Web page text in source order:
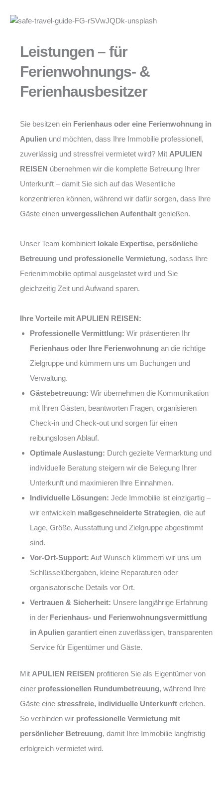
Leistungen – für
Ferienwohnungs- &
Ferienhausbesitzer
Sie besitzen ein Ferienhaus oder eine Ferienwohnung in
Apulien und möchten, dass Ihre Immobilie professionell,
zuverlässig und stressfrei vermietet wird? Mit APULIEN
REISEN übernehmen wir die komplette Betreuung Ihrer
Unterkunft – damit Sie sich auf das Wesentliche
konzentrieren können, während wir dafür sorgen, dass Ihre
Gäste einen unvergesslichen Aufenthalt genießen.
Unser Team kombiniert lokale Expertise, persönliche
Betreuung und professionelle Vermietung, sodass Ihre
Ferienimmobilie optimal ausgelastet wird und Sie
gleichzeitig Zeit und Aufwand sparen.
Ihre Vorteile mit APULIEN REISEN:
Professionelle Vermittlung: Wir präsentieren Ihr
Ferienhaus oder Ihre Ferienwohnung an die richtige
Zielgruppe und kümmern uns um Buchungen und
Verwaltung.
Gästebetreuung: Wir übernehmen die Kommunikation
mit Ihren Gästen, beantworten Fragen, organisieren
Check-in und Check-out und sorgen für einen
reibungslosen Ablauf.
Optimale Auslastung: Durch gezielte Vermarktung und
individuelle Beratung steigern wir die Belegung Ihrer
Unterkunft und maximieren Ihre Einnahmen.
Individuelle Lösungen: Jede Immobilie ist einzigartig –
wir entwickeln maßgeschneiderte Strategien, die auf
Lage, Größe, Ausstattung und Zielgruppe abgestimmt
sind.
Vor-Ort-Support: Auf Wunsch kümmern wir uns um
Schlüsselübergaben, kleine Reparaturen oder
organisatorische Details vor Ort.
Vertrauen & Sicherheit: Unsere langjährige Erfahrung
in der Ferienhaus- und Ferienwohnungsvermittlung
in Apulien garantiert einen zuverlässigen, transparenten
Service für Eigentümer und Gäste.
Mit APULIEN REISEN profitieren Sie als Eigentümer von
einer professionellen Rundumbetreuung, während Ihre
Gäste eine stressfreie, individuelle Unterkunft erleben.
So verbinden wir professionelle Vermietung mit
persönlicher Betreuung, damit Ihre Immobilie langfristig
erfolgreich vermietet wird.